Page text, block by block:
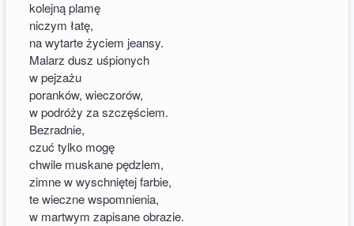
kolejną plamę
niczym łatę,
na wytarte życiem jeansy.
Malarz dusz uśpionych
w pejzażu
poranków, wieczorów,
w podróży za szczęściem.
Bezradnie,
czuć tylko mogę
chwile muskane pędzlem,
zimne w wyschniętej farbie,
te wieczne wspomnienia,
w martwym zapisane obrazie.